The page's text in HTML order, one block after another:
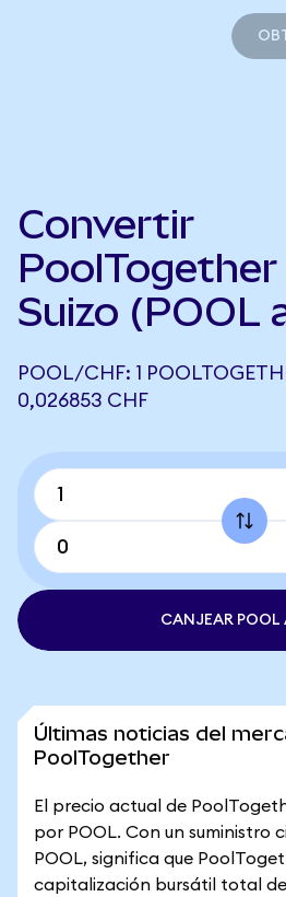
Convertir
PoolTogether
Suizo (POOL
POOL/CHF: 1
0,026853 CHF
CANJEAR POOL
Últimas noticias del
PoolTogether
El precio actual de
por POOL. Con un suministro
POOL, significa que
capitalización bursátil total de